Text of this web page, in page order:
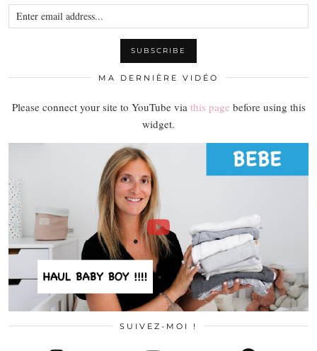
MA DERNIÈRE VIDÉO
Please connect your site to YouTube via this page before using this
widget.
SUIVEZ-MOI !